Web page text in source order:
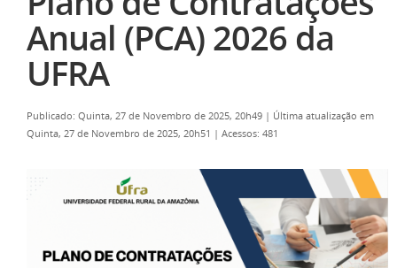
Anual (PCA) 2026 da
UFRA
Publicado: Quinta, 27 de Novembro de 2025, 20h49 | Última atualização em
Quinta, 27 de Novembro de 2025, 20h51 | Acessos: 481